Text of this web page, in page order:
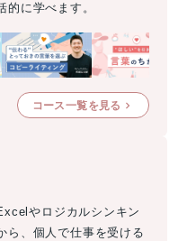
に学べます。
コース一覧を見る
やロジカルシンキン
ら、個人で仕事を受ける